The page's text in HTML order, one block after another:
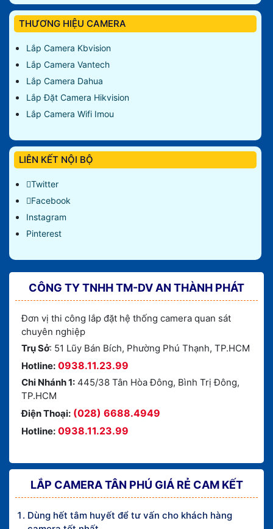
THƯƠNG HIỆU CAMERA
Lắp Camera Kbvision
Lắp Camera Vantech
Lắp Camera Dahua
Lắp Đặt Camera Hikvision
Lắp Camera Wifi Imou
LIÊN KẾT NỘI BỘ
Twitter
Facebook
Instagram
Pinterest
CÔNG TY TNHH TM-DV AN THÀNH PHÁT
Đơn vị thi công lắp đặt hệ thống camera quan sát
chuyên nghiệp
Trụ Sở: 51 Lũy Bán Bích, Phường Phú Thạnh, TP.HCM
Hotline: 0938.11.23.99
Chi Nhánh 1: 445/38 Tân Hòa Đông, Bình Trị Đông,
TP.HCM
Điện Thoại: (028) 6688.4949
Hotline: 0938.11.23.99
LẮP CAMERA TÂN PHÚ GIÁ RẺ CAM KẾT
Dùng hết tâm huyết để tư vấn cho khách hàng